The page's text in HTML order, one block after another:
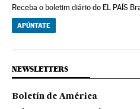
Receba o boletim diário do EL PAÍS
APÚNTATE
NEWSLETTERS
Boletín de América